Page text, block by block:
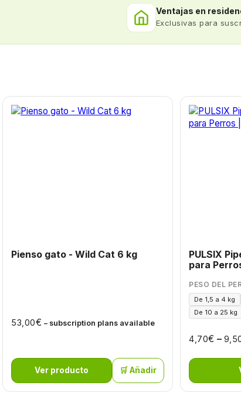
Ventajas en
Exclusivas para
Pienso gato - Wild Cat 6 kg
53,00€ – subscription plans available
Ver producto 🛒 Añadir
PULSIX
para
PESO DEL
De 1,5 a 4 kg
De 10 a 25 kg
4,70€ –